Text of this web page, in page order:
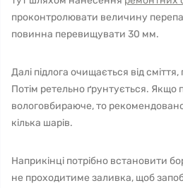
проконтролювати величину
повинна перевищувати 30 мм.
Далі підлога очищається від
Потім ретельно ґрунтується. Якщо
вологовбираюче, то
кілька шарів.
Наприкінці потрібно встановити
не проходитиме заливка, щоб